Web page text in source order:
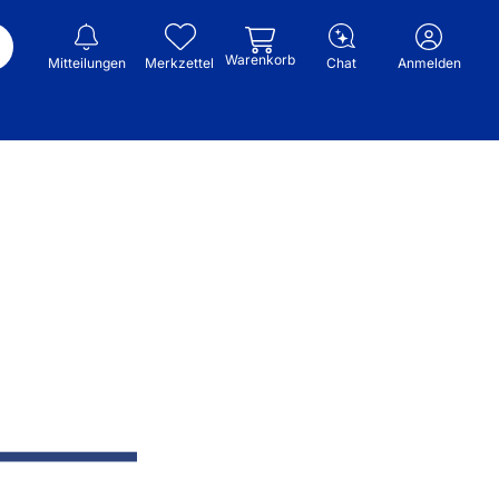
Mitteilungen Merkzettel Warenkorb Chat Anmelden